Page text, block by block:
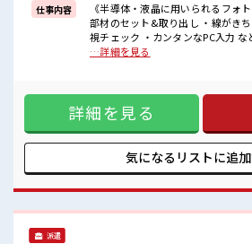
■職場の雰囲気
《20代～30代の男性スタッフさん多数カツ
キレイ&空調完備でカイテキな職場環境☆
休憩所/ロッカーあり！
仕事内容
《半導体・液晶に用いられるフォ
部材のセット&取り出し ・線がき
視チェック ・カンタンなPC入力
23℃、湿度40～50%のクリーンルームでの
ム寮をご用意してます。 寮には駐
もOK！ 現地までの移動交通費も支
しの方も安心です♪ ＼おすすめポイント/ クリーンルーム内
で室内の温度・湿度もキチンと管
なく年間通して働きやすい環境で
業や、 交替勤務の経験がある方も
囲気 《20代～30代の男性スタッフ
イ&空調完備でカイテキな職場環
ので便利♪ 無料駐車場があるので
…詳細を見る
詳細を見る
気になるリストに追
派遣